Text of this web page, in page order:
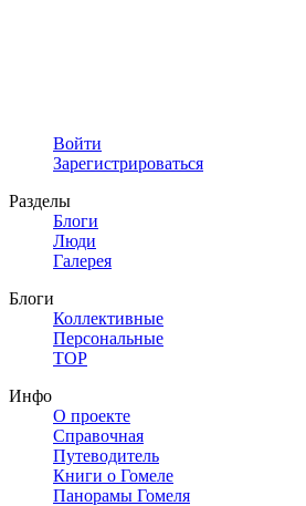
Войти
Зарегистрироваться
Разделы
Блоги
Люди
Галерея
Блоги
Коллективные
Персональные
TOP
Инфо
О проекте
Справочная
Путеводитель
Книги о Гомеле
Панорамы Гомеля